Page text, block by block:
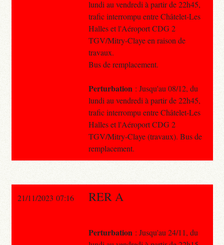
lundi au vendredi à partir de 22h45,
trafic interrompu entre Châtelet-Les
Halles et l'Aéroport CDG 2
TGV/Mitry-Claye en raison de
travaux.
Bus de remplacement.
Perturbation : Jusqu'au 08/12, du
lundi au vendredi à partir de 22h45,
trafic interrompu entre Châtelet-Les
Halles et l'Aéroport CDG 2
TGV/Mitry-Claye (travaux). Bus de
remplacement.
21/11/2023 07:16 RER A
Perturbation : Jusqu'au 24/11, du